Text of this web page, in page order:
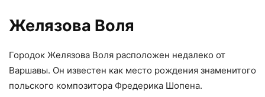
Желязова Воля
Городок Желязова Воля расположен недалеко от
Варшавы. Он известен как место рождения знаменитого
польского композитора Фредерика Шопена.